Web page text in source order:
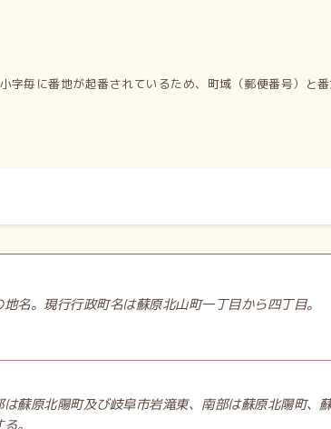
字毎に番地が起番されているため、町域（郵便番号）と
名。現行行政町名は蘇原北山町一丁目から四丁目。
蘇原北陽町及び岐阜市岩滝東、南部は蘇原北陽町、